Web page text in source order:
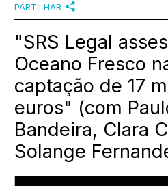
PARTILHAR
"SRS Legal
Oceano Fresco
captação de 17
euros" (com
Bandeira, Clara
Solange